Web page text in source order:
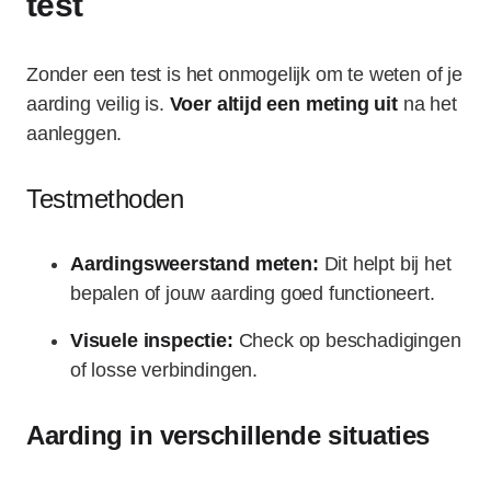
Zonder een test is het onmogelijk om te weten of je
aarding veilig is. Voer altijd een meting uitna het
aanleggen.
Testmethoden
Aardingsweerstand meten: Dit helpt bij het
bepalen of jouw aarding goed functioneert.
Visuele inspectie: Check op beschadigingen
of losse verbindingen.
Aarding in verschillende situaties